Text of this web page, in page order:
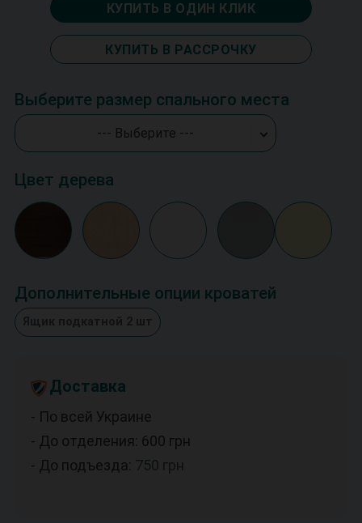
КУПИТЬ В ОДИН КЛИК
КУПИТЬ В РАССРОЧКУ
Выберите размер спального места
--- Выберите ---
Цвет дерева
Дополнительные опции кроватей
Ящик подкатной 2 шт
Доставка
- По всей Украине
- До отделения: 600 грн
- До подъезда: 750 грн